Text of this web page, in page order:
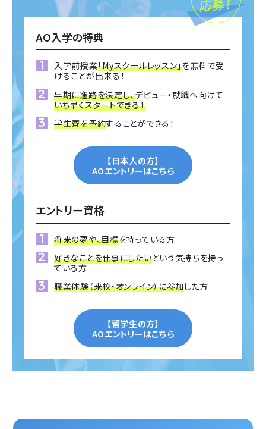
AO入学の特典
入学前授業「Myスクールレッスン」を無料で受
けることが出来る！
早期に進路を決定し、デビュー・就職へ向けて
いち早くスタートできる！
学生寮を予約することができる！
【日本人の方】
AOエントリーはこちら
エントリー資格
将来の夢や、目標を持っている方
好きなことを仕事にしたいという気持ちを持っ
ている方
職業体験（来校・オンライン）に参加した方
【留学生の方】
AOエントリーはこちら